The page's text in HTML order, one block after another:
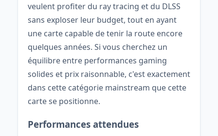
veulent profiter du ray tracing et du DLSS
sans exploser leur budget, tout en ayant
une carte capable de tenir la route encore
quelques années. Si vous cherchez un
équilibre entre performances gaming
solides et prix raisonnable, c'est exactement
dans cette catégorie mainstream que cette
carte se positionne.
Performances attendues